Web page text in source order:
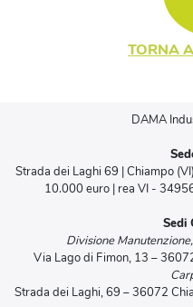
TORNA
DAMA
Strada dei Laghi 69 | Chiampo
10.000 euro | rea VI -
Sedi
Divisione
Via Lago di Fimon, 13 –
Strada dei Laghi, 69 – 36072